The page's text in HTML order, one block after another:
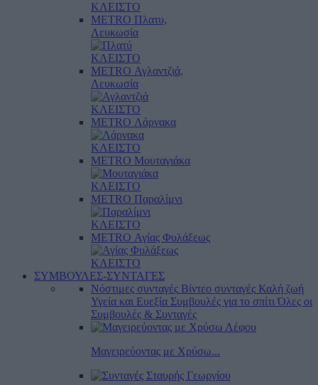
ΚΛΕΙΣΤΟ
METRO Πλατυ,
Λευκωσία
ΚΛΕΙΣΤΟ
METRO Αγλαντζιά,
Λευκωσία
ΚΛΕΙΣΤΟ
METRO Λάρνακα
ΚΛΕΙΣΤΟ
METRO Μουταγιάκα
ΚΛΕΙΣΤΟ
METRO Παραλίμνι
ΚΛΕΙΣΤΟ
METRO Αγίας Φυλάξεως
ΚΛΕΙΣΤΟ
ΣΥΜΒΟΥΛΕΣ-ΣΥΝΤΑΓΕΣ
Νόστιμες συνταγές Βίντεο συνταγές Καλή ζωή
Υγεία και Ευεξία Συμβουλές για το σπίτι Όλες οι
Συμβουλές & Συνταγές
Μαγειρεύοντας με Χρύσω...